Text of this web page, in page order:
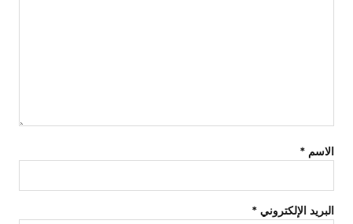
الاسم *
البريد الإلكتروني *